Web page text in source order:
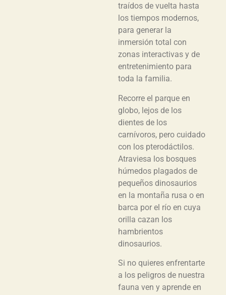
traídos de vuelta hasta
los tiempos modernos,
para generar la
inmersión total con
zonas interactivas y de
entretenimiento para
toda la familia.
Recorre el parque en
globo, lejos de los
dientes de los
carnívoros, pero cuidado
con los pterodáctilos.
Atraviesa los bosques
húmedos plagados de
pequeños dinosaurios
en la montaña rusa o en
barca por el río en cuya
orilla cazan los
hambrientos
dinosaurios.
Si no quieres enfrentarte
a los peligros de nuestra
fauna ven y aprende en